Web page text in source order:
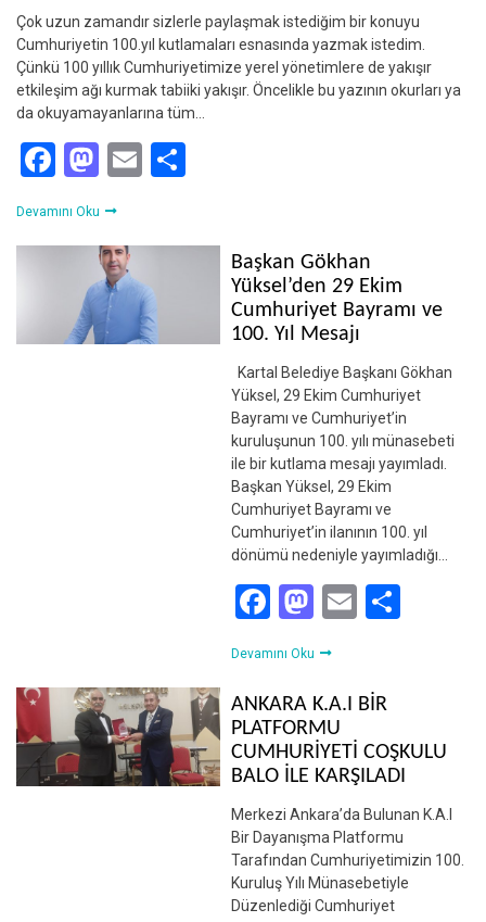
Çok uzun zamandır sizlerle paylaşmak istediğim bir konuyu
Cumhuriyetin 100.yıl kutlamaları esnasında yazmak istedim.
Çünkü 100 yıllık Cumhuriyetimize yerel yönetimlere de yakışır
etkileşim ağı kurmak tabiiki yakışır. Öncelikle bu yazının okurları ya
da okuyamayanlarına tüm…
Facebook
Mastodon
Email
Devamını Oku
Başkan Gökhan
Yüksel’den 29 Ekim
Cumhuriyet Bayramı ve
100. Yıl Mesajı
Kartal Belediye Başkanı Gökhan
Yüksel, 29 Ekim Cumhuriyet
Bayramı ve Cumhuriyet’in
kuruluşunun 100. yılı münasebeti
ile bir kutlama mesajı yayımladı.
Başkan Yüksel, 29 Ekim
Cumhuriyet Bayramı ve
Cumhuriyet’in ilanının 100. yıl
dönümü nedeniyle yayımladığı…
Facebook
Mastodon
Email
Devamını Oku
ANKARA K.A.I BİR
PLATFORMU
CUMHURİYETİ COŞKULU
BALO İLE KARŞILADI
Merkezi Ankara’da Bulunan K.A.I
Bir Dayanışma Platformu
Tarafından Cumhuriyetimizin 100.
Kuruluş Yılı Münasebetiyle
Düzenlediği Cumhuriyet